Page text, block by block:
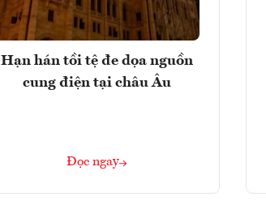
Hạn hán tồi tệ đe dọa nguồn
cung điện tại châu Âu
Đọc ngay